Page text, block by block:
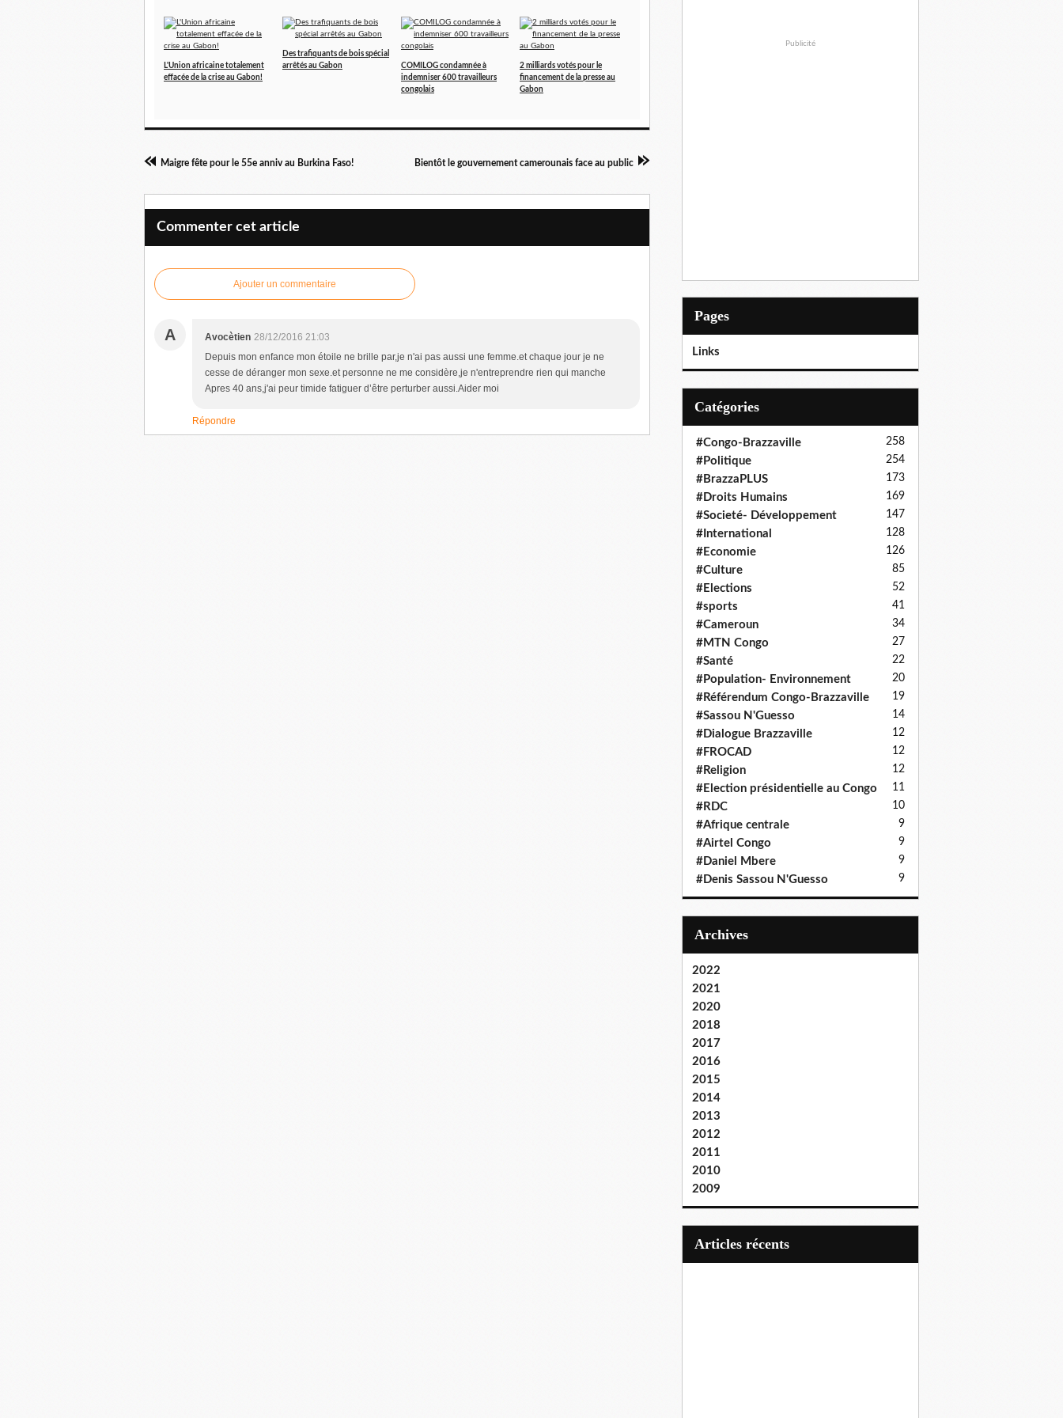
L'Union africaine totalement
effacée de la crise au Gabon!
Des trafiquants de bois spécial
arrêtés au Gabon
COMILOG condamnée à
indemniser 600 travailleurs
congolais
2 milliards votés pour le
financement de la presse au
Gabon
Maigre fête pour le 55e anniv au Burkina Faso! Bientôt le gouvernement camerounais face au public
Commenter cet article
Ajouter un commentaire
A Avocètien 28/12/2016 21:03
Depuis mon enfance mon étoile ne brille par,je n'ai pas aussi une femme.et chaque jour je ne
cesse de déranger mon sexe.et personne ne me considère,je n'entreprendre rien qui manche
Apres 40 ans,j'ai peur timide fatiguer d’être perturber aussi.Aider moi
Répondre
Publicité
Pages
Links
Catégories
#Congo-Brazzaville 258
#Politique 254
#BrazzaPLUS 173
#Droits Humains 169
#Societé- Développement 147
#International 128
#Economie 126
#Culture 85
#Elections 52
#sports 41
#Cameroun 34
#MTN Congo 27
#Santé 22
#Population- Environnement 20
#Référendum Congo-Brazzaville 19
#Sassou N'Guesso 14
#Dialogue Brazzaville 12
#FROCAD 12
#Religion 12
#Election présidentielle au Congo 11
#RDC 10
#Afrique centrale 9
#Airtel Congo 9
#Daniel Mbere 9
#Denis Sassou N'Guesso 9
Archives
2022
2021
2020
2018
2017
2016
2015
2014
2013
2012
2011
2010
2009
articles récents